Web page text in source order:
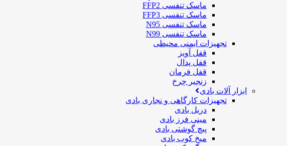
ماسک تنفسی FFP2
ماسک تنفسی FFP3
ماسک تنفسی N95
ماسک تنفسی N99
تجهیزات ایمنی محیطی
قفل آویز
قفل پدال
قفل فرمان
زنجیر چرخ
ابزار آلات بادی
تجهیزات کارگاهی و نجاری بادی
دریل بادی
مینی فرز بادی
پیچ گوشتی بادی
میخ کوب بادی